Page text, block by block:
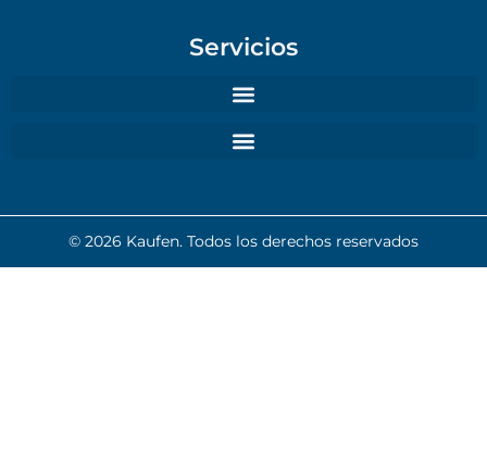
Servicios
© 2026 Kaufen. Todos los derechos reservados